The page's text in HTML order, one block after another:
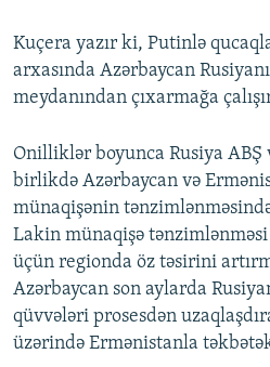
Kuçera yazır ki, Putinlə
arxasında Azərbaycan
meydanından çıxarmağa
Onilliklər boyunca Rusiya
birlikdə Azərbaycan və
münaqişənin
Lakin münaqişə
üçün regionda öz təsirini
Azərbaycan son aylarda
qüvvələri prosesdən
üzərində Ermənistanla